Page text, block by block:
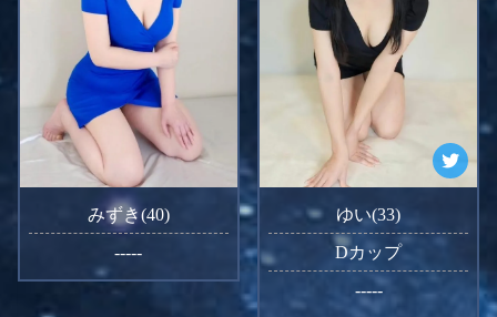
みずき(40)
-----
ゆい(33)
Dカップ
-----